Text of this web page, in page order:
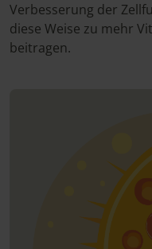
Verbesserung der
diese Weise zu mehr
beitragen.